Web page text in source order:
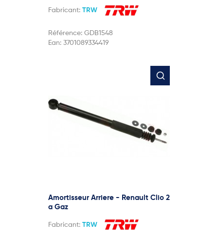
Fabricant: TRW
Référence: GDB1548
Ean: 3701089334419
Amortisseur Arriere - Renault Clio 2
a Gaz
Fabricant: TRW